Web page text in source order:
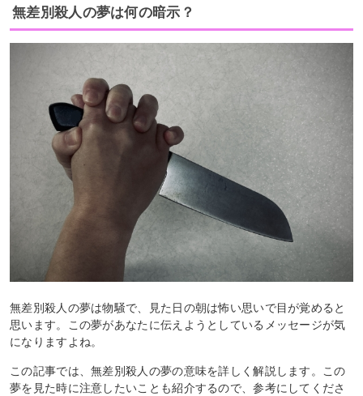
無差別殺人の夢は何の暗示？
無差別殺人の夢は物騒で、見た日の朝は怖い思いで目が覚めると
思います。この夢があなたに伝えようとしているメッセージが気
になりますよね。
この記事では、無差別殺人の夢の意味を詳しく解説します。この
夢を見た時に注意したいことも紹介するので、参考にしてくださ